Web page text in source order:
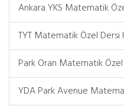
Ankara YKS Matematik
TYT Matematik Özel
Park Oran Matematik
YDA Park Avenue